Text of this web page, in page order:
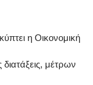
η Οικονομική
μέτρων